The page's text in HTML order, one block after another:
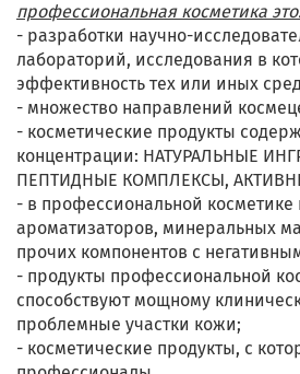
профессиональная косметика
- разработки научно-
лабораторий, исследования в
эффективность тех или иных
- множество направлений
- косметические продукты
концентрации: НАТУРАЛЬНЫЕ
ПЕПТИДНЫЕ КОМПЛЕКСЫ,
- в профессиональной косметике
ароматизаторов, минеральных
прочих компонентов с
- продукты профессиональной
способствуют мощному
проблемные участки кожи;
- косметические продукты, с